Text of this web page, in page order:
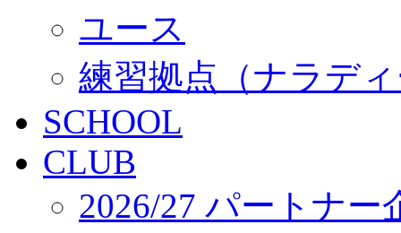
ユース
練習拠点（ナラデ
SCHOOL
CLUB
2026/27 パートナー